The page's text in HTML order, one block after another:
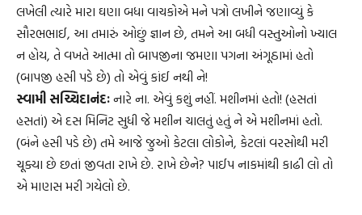
લખેલી ત્યારે મારા ઘણા બધા વાચકોએ મને પત્રો લખીને જણાવ્યું કે
સૌરભભાઈ, આ તમારું ઓછું જ્ઞાન છે, તમને આ બધી વસ્તુઓનો ખ્યાલ
ન હોય, તે વખતે આત્મા તો બાપજીના જમણા પગના અંગૂઠામાં હતો
(બાપજી હસી પડે છે) તો એવું કાંઈ નથી ને!
સ્વામી સચ્ચિદાનંદઃનારે ના. એવું કશું નહીં. મશીનમાં હતો! (હસતાં
હસતાં) એ દસ મિનિટ સુધી જે મશીન ચાલતું હતું ને એ મશીનમાં હતો.
(બંને હસી પડે છે) તમે આજે જુઓ કેટલા લોકોને, કેટલાં વરસોથી મરી
ચૂક્યા છે છતાં જીવતા રાખે છે. રાખે છેને? પાઈપ નાકમાંથી કાઢી લો તો
એ માણસ મરી ગયેલો છે.